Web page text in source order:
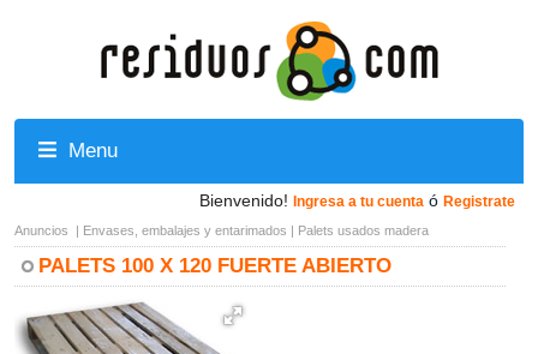
Menu
Bienvenido! Ingresa a tu cuenta ó Registrate
Anuncios | Envases, embalajes y entarimados | Palets usados madera
PALETS 100 X 120 FUERTE ABIERTO